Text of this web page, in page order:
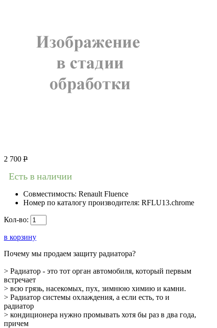
2 700 Р
Есть в наличии
Совместимость: Renault Fluence
Номер по каталогу производителя: RFLU13.chrome
Кол-во:
в корзину
Почему мы продаем защиту радиатора?
> Радиатор - это тот орган автомобиля, который первым
встречает
> всю грязь, насекомых, пух, зимнюю химию и камни.
> Радиатор системы охлаждения, а если есть, то и
радиатор
> кондиционера нужно промывать хотя бы раз в два года,
причем